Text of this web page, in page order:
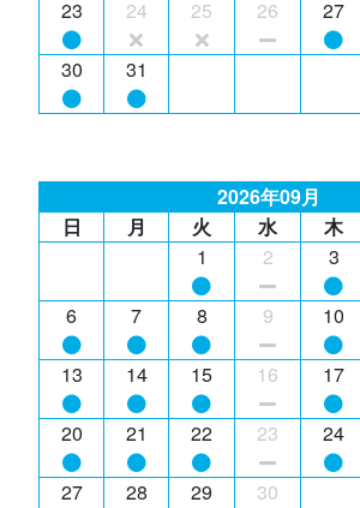
23 24 25 26 27
30 31
2026年09月
日
月 火 水 木
1
2 3
6 7 8 9 10
13 14 15 16 17
20 21 22 23 24
27 28 29 30